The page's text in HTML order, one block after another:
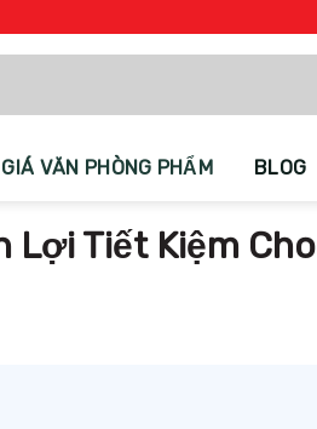
VĂN PHÒNG PHẨM BLOG
Lợi Tiết Kiệm Cho